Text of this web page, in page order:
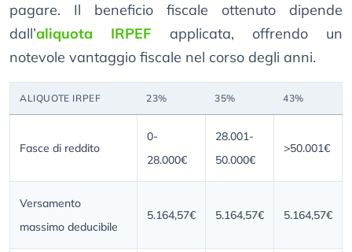
pagare. Il beneficio fiscale ottenuto dipende
dall’aliquota IRPEF applicata, offrendo un
notevole vantaggio fiscale nel corso degli anni.
ALIQUOTE IRPEF 23% 35% 43%
Fasce di reddito
0-
28.000€
28.001-
50.000€
>50.001€
Versamento
massimo deducibile
5.164,57€ 5.164,57€ 5.164,57€